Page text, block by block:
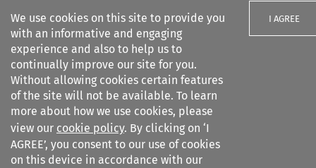
We use cookies on this site to provide you
with an informative and engaging
experience and also to help us to
continually improve our site for you.
Without allowing cookies certain features
of the site will not be available. To learn
more about how we use cookies, please
view our cookie policy. By clicking on ‘I
AGREE’, you consent to our use of cookies
on this device in accordance with our
I AGREE
Search filters
European Review of Private
Law